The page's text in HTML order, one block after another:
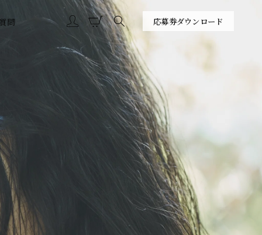
問
グ
イ
ン
カ
ー
応募券ダウンロード